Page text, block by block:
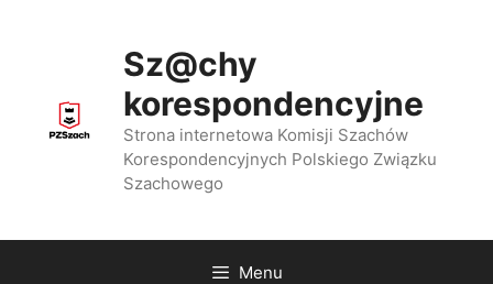
Sz@chy
korespondencyjne
Strona internetowa Komisji Szachów
Korespondencyjnych Polskiego Związku
Szachowego
Menu